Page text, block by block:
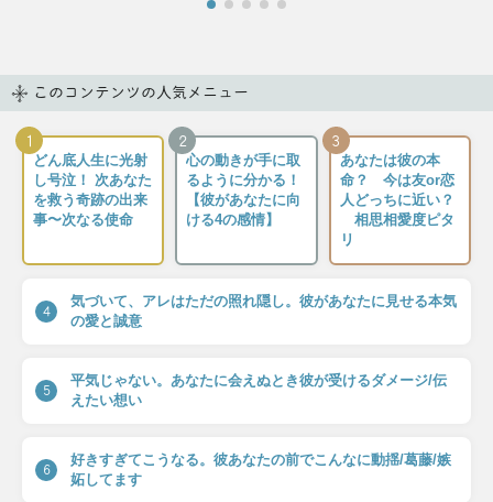
このコンテンツの人気メニュー
1
どん底人生に光射
し号泣！ 次あなた
を救う奇跡の出来
事〜次なる使命
2
心の動きが手に取
るように分かる！
【彼があなたに向
ける4の感情】
3
あなたは彼の本
命？ 今は友or恋
人どっちに近い？
相思相愛度ピタ
リ
4
気づいて、アレはただの照れ隠し。彼があなたに見せる本気
の愛と誠意
5
平気じゃない。あなたに会えぬとき彼が受けるダメージ/伝
えたい想い
6
好きすぎてこうなる。彼あなたの前でこんなに動揺/葛藤/嫉
妬してます